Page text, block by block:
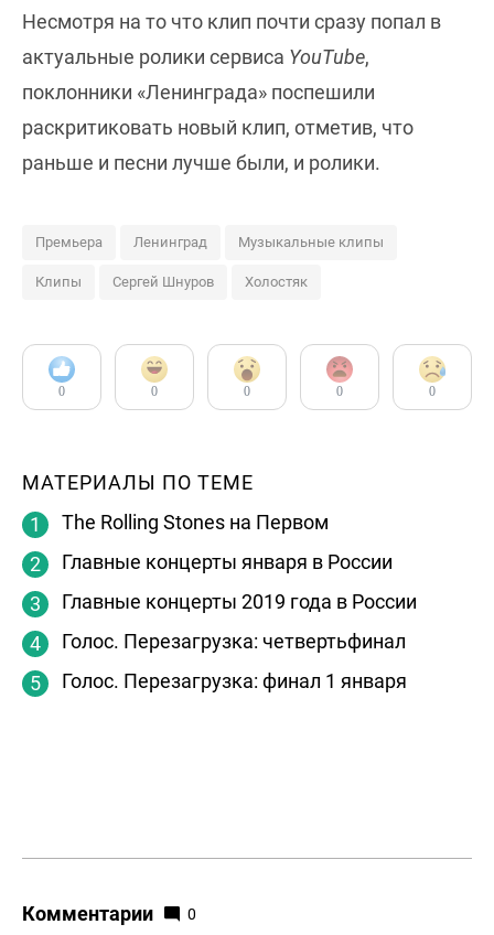
Несмотря на то что клип почти сразу попал в
актуальные ролики сервиса YouTube,
поклонники «Ленинграда» поспешили
раскритиковать новый клип, отметив, что
раньше и песни лучше были, и ролики.
Премьера Ленинград Музыкальные клипы
Клипы Сергей Шнуров Холостяк
0 0 0 0 0
МАТЕРИАЛЫ ПО ТЕМЕ
The Rolling Stones на Первом
Главные концерты января в России
Главные концерты 2019 года в России
Голос. Перезагрузка: четвертьфинал
Голос. Перезагрузка: финал 1 января
Комментарии 0